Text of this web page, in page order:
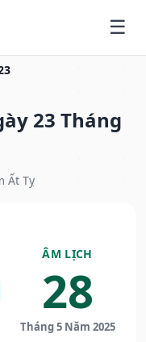
23 Tháng
Ất Tỵ
ÂM LỊCH
28
Tháng 5 Năm 2025